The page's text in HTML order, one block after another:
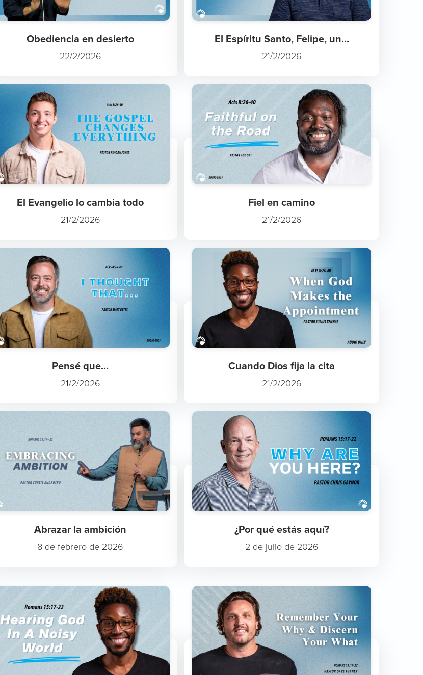
Obediencia en desierto
22/2/2026
El Espíritu Santo, Felipe, un...
21/2/2026
El Evangelio lo cambia todo
21/2/2026
Fiel en camino
21/2/2026
Pensé que...
21/2/2026
Cuando Dios fija la cita
21/2/2026
Abrazar la ambición
8 de febrero de 2026
¿Por qué estás aquí?
2 de julio de 2026